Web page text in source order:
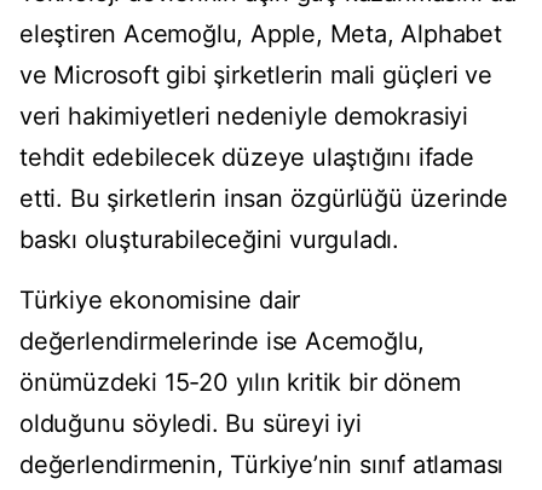
eleştiren Acemoğlu, Apple, Meta, Alphabet
ve Microsoft gibi şirketlerin mali güçleri ve
veri hakimiyetleri nedeniyle demokrasiyi
tehdit edebilecek düzeye ulaştığını ifade
etti. Bu şirketlerin insan özgürlüğü üzerinde
baskı oluşturabileceğini vurguladı.
Türkiye ekonomisine dair
değerlendirmelerinde ise Acemoğlu,
önümüzdeki 15-20 yılın kritik bir dönem
olduğunu söyledi. Bu süreyi iyi
değerlendirmenin, Türkiye’nin sınıf atlaması